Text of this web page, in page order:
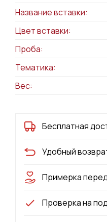
Название вставки:
Цвет вставки:
Проба:
Тематика:
Вес:
Бесплатная
Удобный
Примерка
Проверка на